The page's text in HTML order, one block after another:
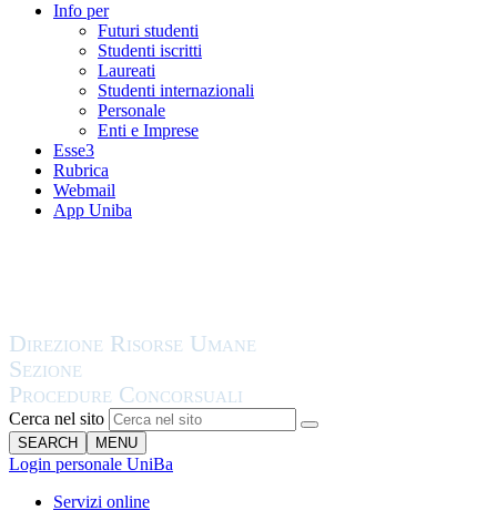
Info per
Futuri studenti
Studenti iscritti
Laureati
Studenti internazionali
Personale
Enti e Imprese
Esse3
Rubrica
Webmail
App Uniba
Cerca nel sito
SEARCH MENU
Login personale UniBa
Servizi online